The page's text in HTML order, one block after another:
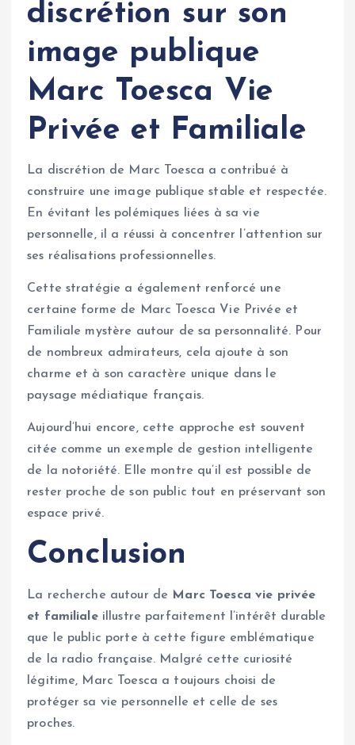
discrétion sur son
image publique
Marc Toesca Vie
Privée et Familiale
La discrétion de Marc Toesca a contribué à
construire une image publique stable et respectée.
En évitant les polémiques liées à sa vie
personnelle, il a réussi à concentrer l’attention sur
ses réalisations professionnelles.
Cette stratégie a également renforcé une
certaine forme de Marc Toesca Vie Privée et
Familiale mystère autour de sa personnalité. Pour
de nombreux admirateurs, cela ajoute à son
charme et à son caractère unique dans le
paysage médiatique français.
Aujourd’hui encore, cette approche est souvent
citée comme un exemple de gestion intelligente
de la notoriété. Elle montre qu’il est possible de
rester proche de son public tout en préservant son
espace privé.
Conclusion
La recherche autour de Marc Toesca vie privée
et familialeillustre parfaitement l’intérêt durable
que le public porte à cette figure emblématique
de la radio française. Malgré cette curiosité
légitime, Marc Toesca a toujours choisi de
protéger sa vie personnelle et celle de ses
proches.